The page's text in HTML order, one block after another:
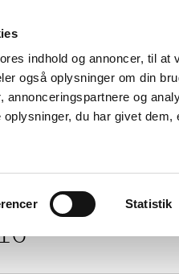
indhold og annoncer, til at
også oplysninger om din
annonceringspartnere og
du har givet
Statistik
Tilskud og